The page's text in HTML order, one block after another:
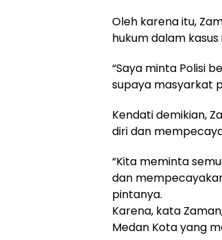
Oleh karena itu,
hukum dalam kasus
“Saya minta Polisi
supaya masyarkat
Kendati demikian,
diri dan
“Kita meminta
dan
pintanya.
Karena, kata
Medan Kota yang